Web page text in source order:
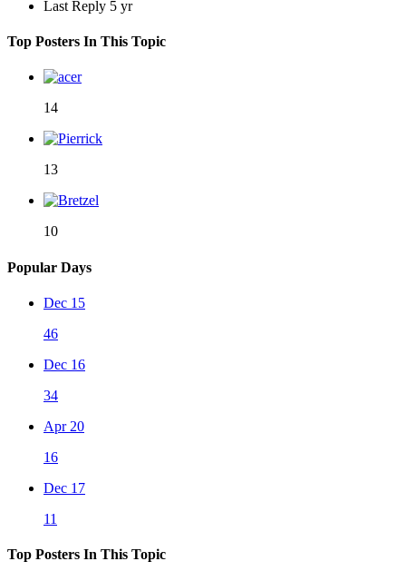
Last Reply 5 yr
Top Posters In This Topic
14
13
10
Popular Days
Dec 15
46
Dec 16
34
Apr 20
16
Dec 17
11
Top Posters In This Topic